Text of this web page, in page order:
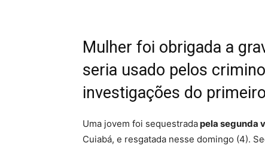
Mulher foi obrigada a
seria usado pelos
investigações do
Uma jovem foi sequestradapela segunda
Cuiabá, e resgatada nesse domingo (4).